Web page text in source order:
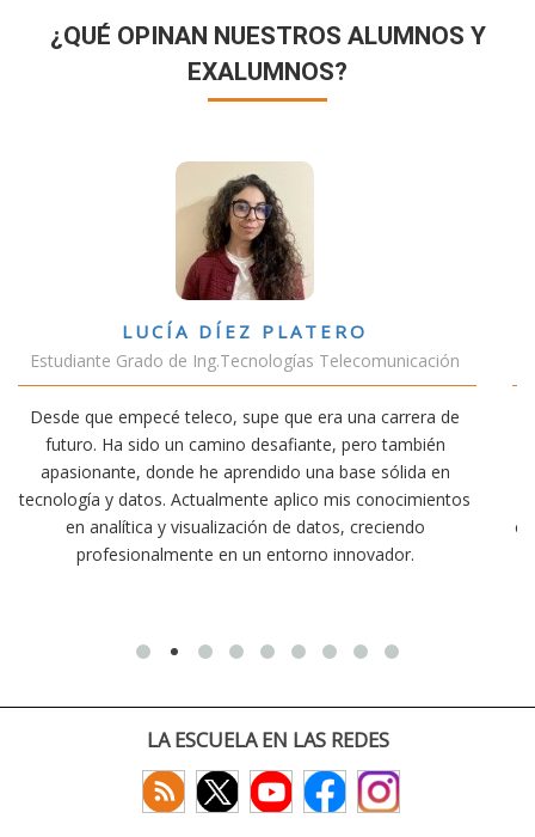
¿QUÉ OPINAN NUESTROS ALUMNOS Y
EXALUMNOS?
de
en
VÍCTOR SÁNCHEZ VALENCIA
Estudiante Doble Grado Teleco-ADE
Estudiar teleco me ha permitido comprender cómo
conectividad afecta nuestra vida diaria. Aunque la
exige esfuerzo, he dedicado parte de mi tiempo a
actividades como el salvamento y socorrismo.
convencido de que elegir teleco ha sido una de las
decisiones que he tomado.
LA ESCUELA EN LAS REDES